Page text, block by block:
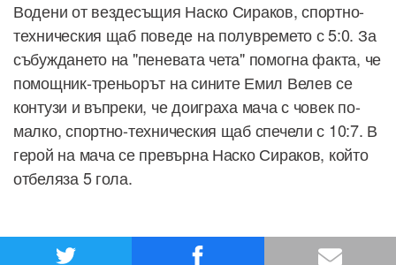
Водени от вездесъщия Наско Сираков, спортно-
техническия щаб поведе на полувремето с 5:0. За
събуждането на "пеневата чета" помогна факта, че
помощник-треньорът на сините Емил Велев се
контузи и въпреки, че доиграха мача с човек по-
малко, спортно-техническия щаб спечели с 10:7. В
герой на мача се превърна Наско Сираков, който
отбеляза 5 гола.